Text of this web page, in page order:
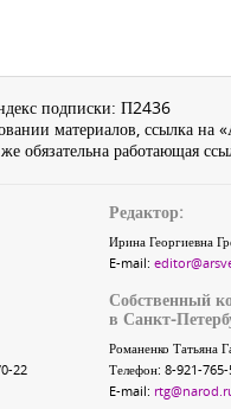
подписки: П2436
материалов, ссылка на
обязательна работающая
22
Редактор:
Ирина Георгиевна
E-mail:
Собственный
в Санкт-
Романенко Татьяна
Телефон: 8-921-765-
E-mail: